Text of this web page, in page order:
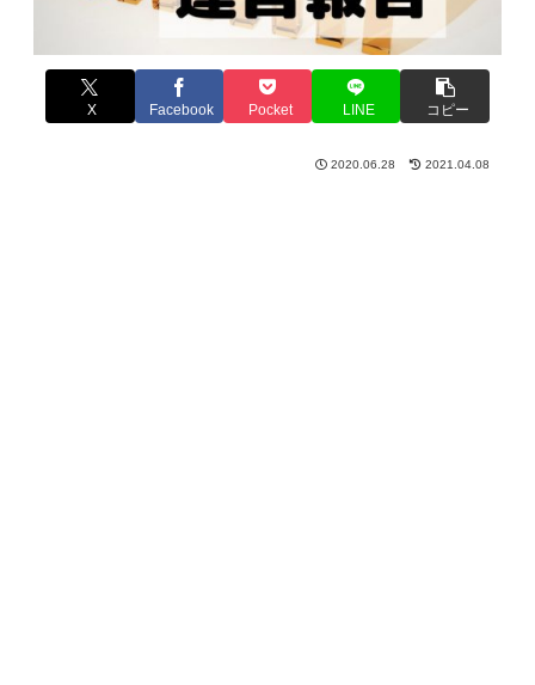
X Facebook Pocket LINE コピー
2020.06.28 2021.04.08